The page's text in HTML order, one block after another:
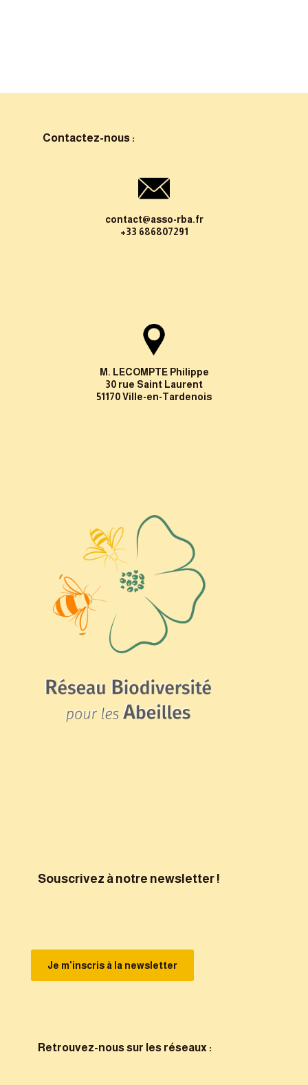
Contactez-nous :
contact@asso-rba.fr
+33 686807291
M. LECOMPTE Philippe
30 rue Saint Laurent
51170 Ville-en-Tardenois
Souscrivez à notre newsletter !
Je m'inscris à la newsletter
Retrouvez-nous sur les réseaux :